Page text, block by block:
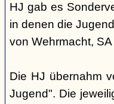
HJ gab es
in denen die
von Wehrmacht,
Die HJ übernahm
Jugend". Die